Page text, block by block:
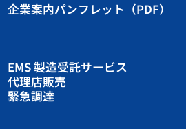
企業案内パンフレット（PDF）
EMS 製造受託サービス
代理店販売
緊急調達